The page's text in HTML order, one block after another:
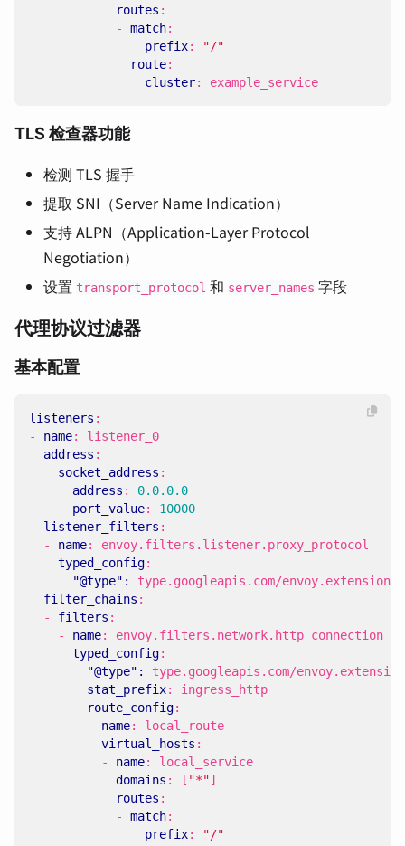
routes :
- match:
prefix:
"/"
route:
cluster: example_service
TLS 检查器功能
检测 TLS 握手
提取 SNI（Server Name Indication）
支持 ALPN（Application-Layer Protocol
Negotiation）
设置 transport_protocol 和 server_names 字段
代理协议过滤器
基本配置
listeners :
- name:
listener_0
address :
socket_address :
address :
0.0.0.0
port_value:
10000
listener_filters :
- name:
envoy.filters.listener.proxy_protocol
typed_config:
"@type": type.googleapis.com/
filter_chains :
- filters :
- name:
typed_config:
"@type": type.googleapis.com/
stat_prefix:
ingress_http
route_config:
name:
local_route
virtual_hosts :
- name:
local_service
domains : [ "*"]
routes :
- match:
prefix:
"/"